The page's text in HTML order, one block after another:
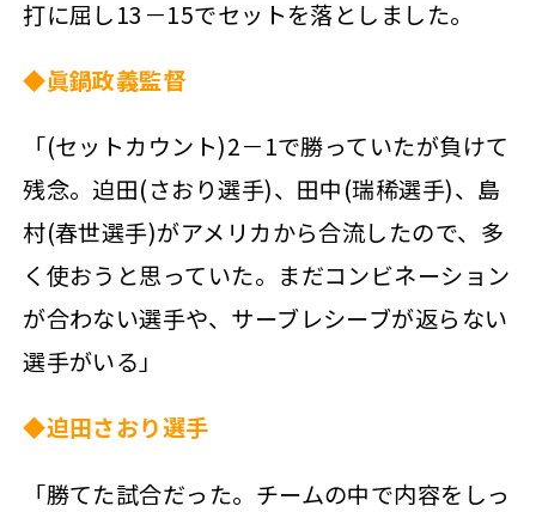
打に屈し13－15でセットを落としました。
◆眞鍋政義監督
「(セットカウント)2－1で勝っていたが負けて
残念。迫田(さおり選手)、田中(瑞稀選手)、島
村(春世選手)がアメリカから合流したので、多
く使おうと思っていた。まだコンビネーション
が合わない選手や、サーブレシーブが返らない
選手がいる」
◆迫田さおり選手
「勝てた試合だった。チームの中で内容をしっ